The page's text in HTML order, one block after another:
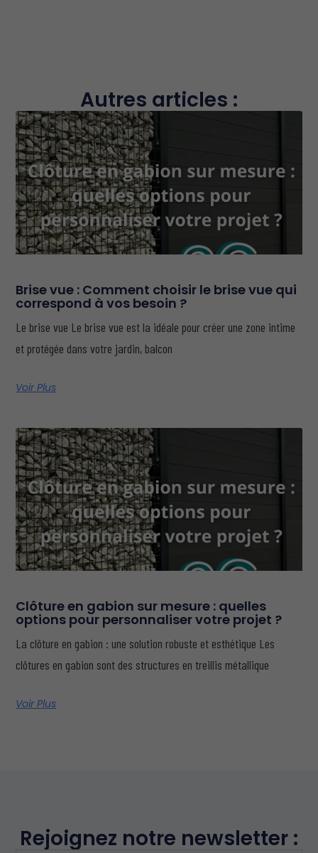
Autres articles :
Brise vue : Comment choisir le brise vue qui
correspond à vos besoin ?
Le brise vue Le brise vue est la idéale pour créer une zone intime
et protégée dans votre jardin, balcon
Voir Plus
Clôture en gabion sur mesure : quelles
options pour personnaliser votre projet ?
La clôture en gabion : une solution robuste et esthétique Les
clôtures en gabion sont des structures en treillis métallique
Voir Plus
Rejoignez notre newsletter :